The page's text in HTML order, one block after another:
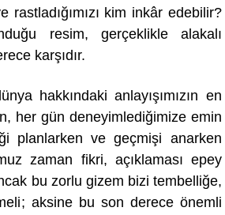
rastladığımızı kim inkâr edebilir?
resim, gerçeklikle alakalı
karşıdır.
hakkındaki anlayışımızın en
her gün deneyimlediğimize emin
planlarken ve geçmişi anarken
zaman fikri, açıklaması epey
bu zorlu gizem bizi tembelliğe,
; aksine bu son derece önemli